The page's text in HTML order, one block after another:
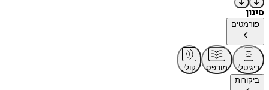
סינון
פורמטים
דיגיטלי מודפס
קולי
ביקורות